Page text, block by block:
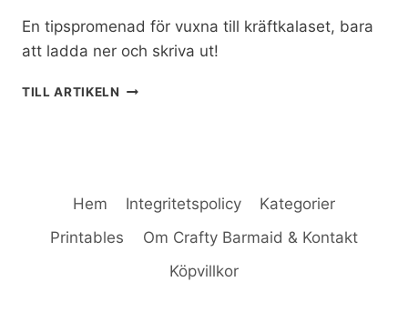
En tipspromenad för vuxna till kräftkalaset, bara
att ladda ner och skriva ut!
TILL ARTIKELN TIPSRUNDA
LADDA
Hem Integritetspolicy
Kategorier
Printables
Om Crafty Barmaid & Kontakt
Köpvillkor